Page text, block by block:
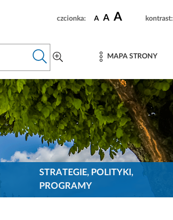
czcionka: A A A kontrast:
MAPA STRONY
STRATEGIE, POLITYKI,
PROGRAMY